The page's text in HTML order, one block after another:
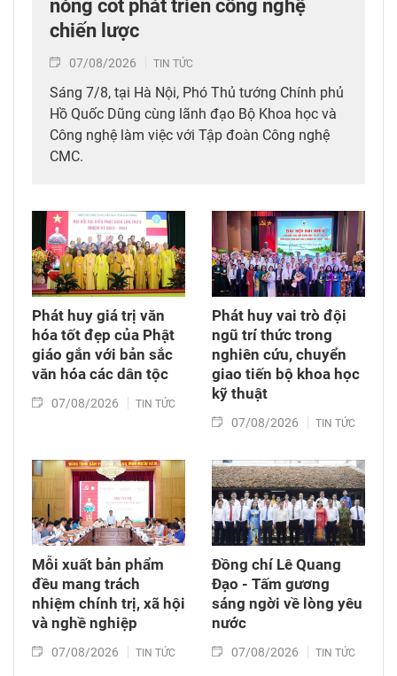
nòng cốt phát triển công nghệ
chiến lược
07/08/2026 TIN TỨC
Sáng 7/8, tại Hà Nội, Phó Thủ tướng Chính phủ
Hồ Quốc Dũng cùng lãnh đạo Bộ Khoa học và
Công nghệ làm việc với Tập đoàn Công nghệ
CMC.
Phát huy giá trị văn
hóa tốt đẹp của Phật
giáo gắn với bản sắc
văn hóa các dân tộc
07/08/2026 TIN TỨC
Phát huy vai trò đội
ngũ trí thức trong
nghiên cứu, chuyển
giao tiến bộ khoa học
kỹ thuật
07/08/2026 TIN TỨC
Mỗi xuất bản phẩm
đều mang trách
nhiệm chính trị, xã hội
và nghề nghiệp
07/08/2026 TIN TỨC
Đồng chí Lê Quang
Đạo - Tấm gương
sáng ngời về lòng yêu
nước
07/08/2026 TIN TỨC